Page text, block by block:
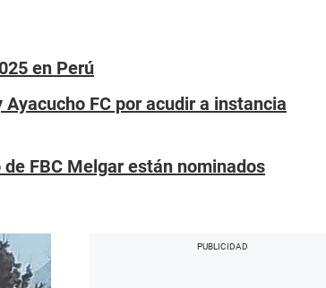
en Perú
FC por acudir a instancia
FBC Melgar están nominados